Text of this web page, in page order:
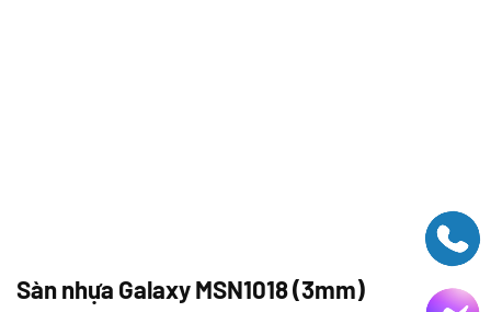
Sàn nhựa Galaxy MSN1018 (3mm)